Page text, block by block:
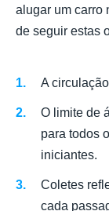
alugar um carro
de seguir estas
A
O limite de
para todos
iniciantes.
Coletes
cada